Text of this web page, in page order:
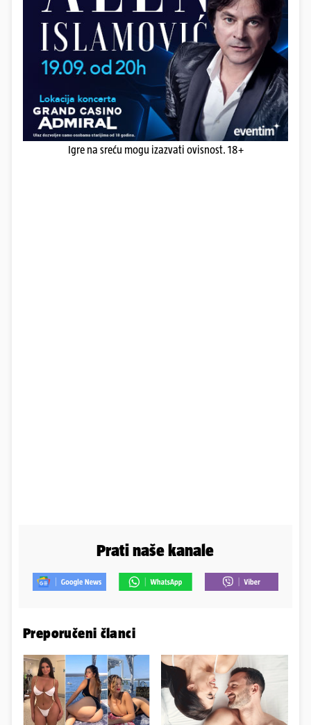
Igre na sreću mogu izazvati ovisnost. 18+
Prati naše kanale
Preporučeni članci